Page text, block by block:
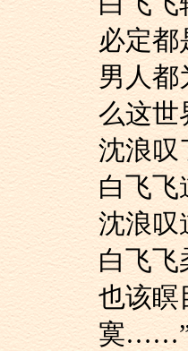
必定都
男人都
么这世
沈
白
沈
白
也该
寞